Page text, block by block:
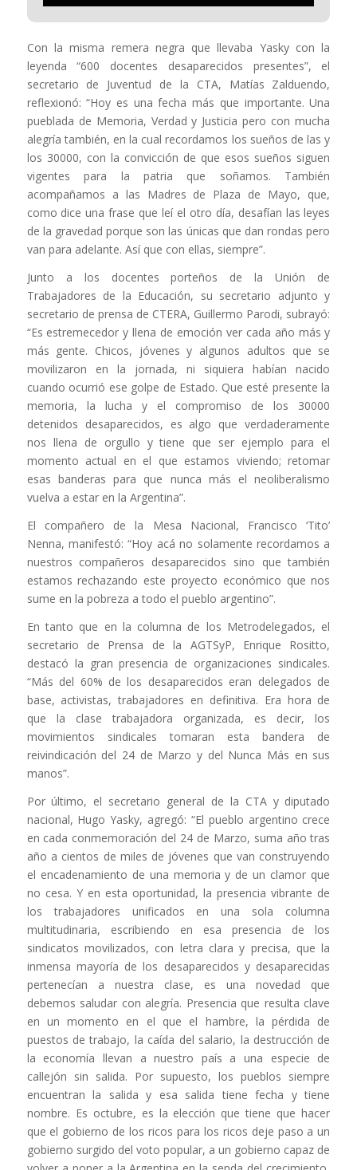
Con la misma remera negra que llevaba Yasky con la
leyenda “600 docentes desaparecidos presentes”, el
secretario de Juventud de la CTA, Matías Zalduendo,
reflexionó: “Hoy es una fecha más que importante. Una
pueblada de Memoria, Verdad y Justicia pero con mucha
alegría también, en la cual recordamos los sueños de las y
los 30000, con la convicción de que esos sueños siguen
vigentes para la patria que soñamos. También
acompañamos a las Madres de Plaza de Mayo, que,
como dice una frase que leí el otro día, desafían las leyes
de la gravedad porque son las únicas que dan rondas pero
van para adelante. Así que con ellas, siempre”.
Junto a los docentes porteños de la Unión de
Trabajadores de la Educación, su secretario adjunto y
secretario de prensa de CTERA, Guillermo Parodi, subrayó:
“Es estremecedor y llena de emoción ver cada año más y
más gente. Chicos, jóvenes y algunos adultos que se
movilizaron en la jornada, ni siquiera habían nacido
cuando ocurrió ese golpe de Estado. Que esté presente la
memoria, la lucha y el compromiso de los 30000
detenidos desaparecidos, es algo que verdaderamente
nos llena de orgullo y tiene que ser ejemplo para el
momento actual en el que estamos viviendo; retomar
esas banderas para que nunca más el neoliberalismo
vuelva a estar en la Argentina”.
El compañero de la Mesa Nacional, Francisco ‘Tito’
Nenna, manifestó: “Hoy acá no solamente recordamos a
nuestros compañeros desaparecidos sino que también
estamos rechazando este proyecto económico que nos
sume en la pobreza a todo el pueblo argentino”.
En tanto que en la columna de los Metrodelegados, el
secretario de Prensa de la AGTSyP, Enrique Rositto,
destacó la gran presencia de organizaciones sindicales.
“Más del 60% de los desaparecidos eran delegados de
base, activistas, trabajadores en definitiva. Era hora de
que la clase trabajadora organizada, es decir, los
movimientos sindicales tomaran esta bandera de
reivindicación del 24 de Marzo y del Nunca Más en sus
manos”.
Por último, el secretario general de la CTA y diputado
nacional, Hugo Yasky, agregó: “El pueblo argentino crece
en cada conmemoración del 24 de Marzo, suma año tras
año a cientos de miles de jóvenes que van construyendo
el encadenamiento de una memoria y de un clamor que
no cesa. Y en esta oportunidad, la presencia vibrante de
los trabajadores unificados en una sola columna
multitudinaria, escribiendo en esa presencia de los
sindicatos movilizados, con letra clara y precisa, que la
inmensa mayoría de los desaparecidos y desaparecidas
pertenecían a nuestra clase, es una novedad que
debemos saludar con alegría. Presencia que resulta clave
en un momento en el que el hambre, la pérdida de
puestos de trabajo, la caída del salario, la destrucción de
la economía llevan a nuestro país a una especie de
callejón sin salida. Por supuesto, los pueblos siempre
encuentran la salida y esa salida tiene fecha y tiene
nombre. Es octubre, es la elección que tiene que hacer
que el gobierno de los ricos para los ricos deje paso a un
gobierno surgido del voto popular, a un gobierno capaz de